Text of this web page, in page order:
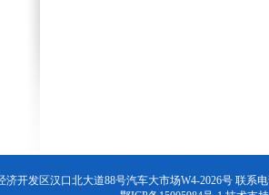
开发区汉口北大道88号汽车大市场W4-2026号 联系